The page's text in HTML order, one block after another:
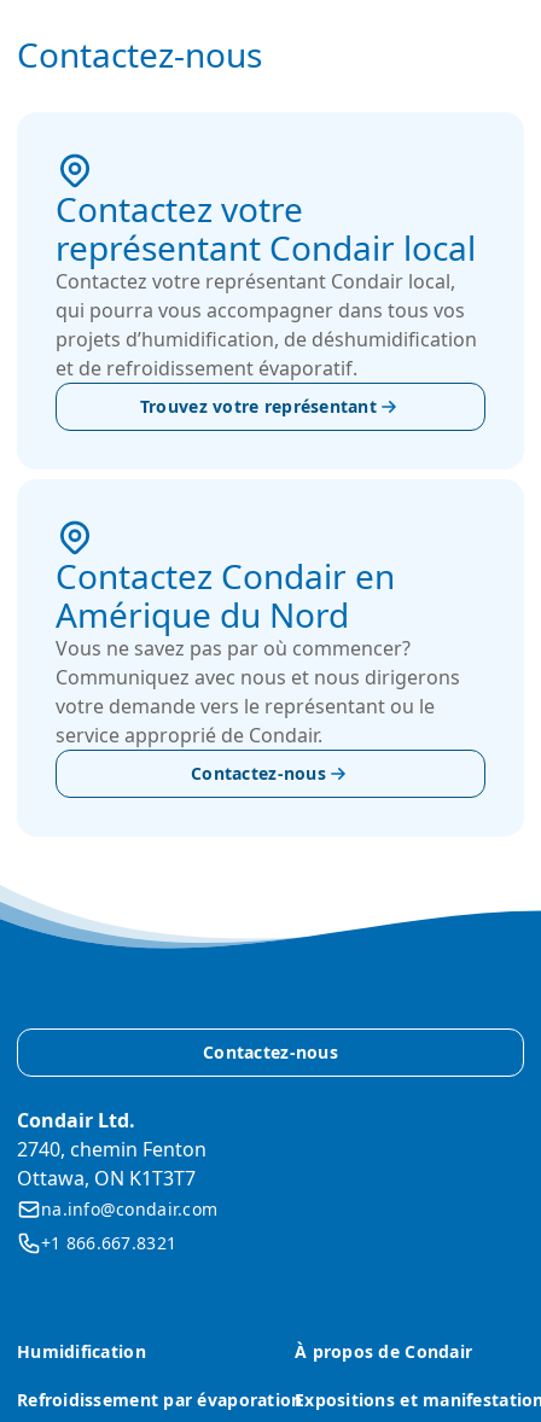
Contactez-nous
Contactez votre
représentant Condair local
Contactez votre représentant Condair local,
qui pourra vous accompagner dans tous vos
projets d’humidification, de déshumidification
et de refroidissement évaporatif.
Trouvez votre représentant
Contactez Condair en
Amérique du Nord
Vous ne savez pas par où commencer?
Communiquez avec nous et nous dirigerons
votre demande vers le représentant ou le
service approprié de Condair.
Contactez-nous
Humidification
Refroidissement par évaporation
À propos de Condair
Expositions et
Contactez-nous
Condair Ltd.
2740, chemin Fenton
Ottawa, ON K1T3T7
na.info@condair.com
+1 866.667.8321